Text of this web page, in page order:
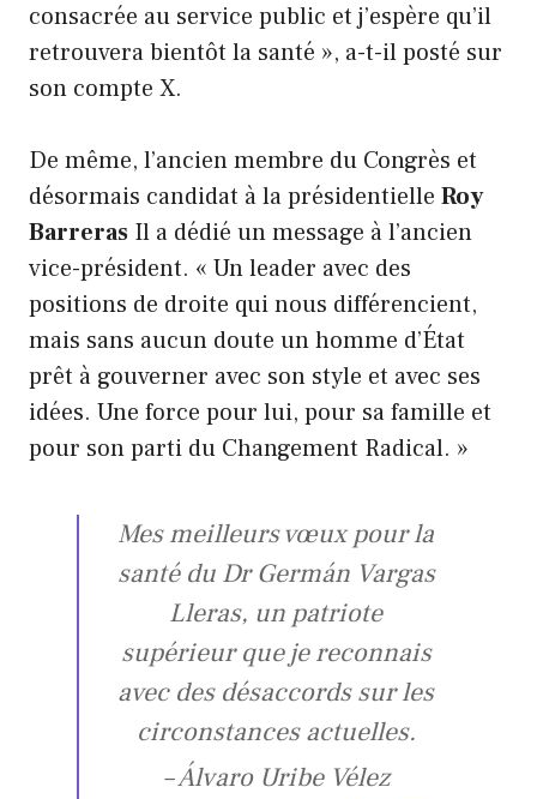
consacrée au service public et j’espère qu’il
retrouvera bientôt la santé », a-t-il posté sur
son compte X.
De même, l’ancien membre du Congrès et
désormais candidat à la présidentielle Roy
Barreras Il a dédié un message à l’ancien
vice-président. « Un leader avec des
positions de droite qui nous différencient,
mais sans aucun doute un homme d’État
prêt à gouverner avec son style et avec ses
idées. Une force pour lui, pour sa famille et
pour son parti du Changement Radical. »
Mes meilleurs vœux pour la
santé du Dr Germán Vargas
Lleras, un patriote
supérieur que je reconnais
avec des désaccords sur les
circonstances actuelles.
– Álvaro Uribe Vélez